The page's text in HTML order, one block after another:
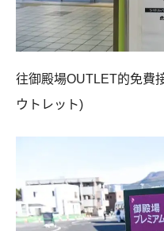
往御殿場OUTLET的免費
ウトレット)